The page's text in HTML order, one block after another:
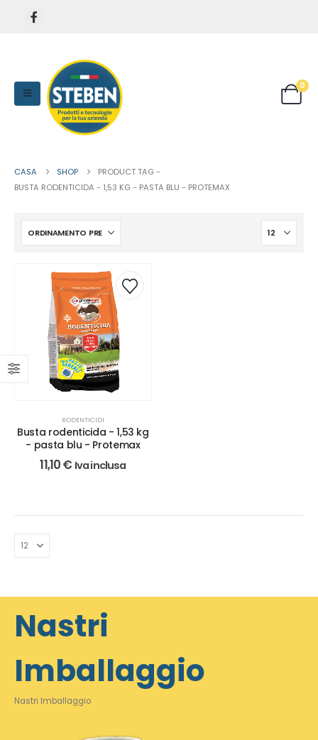
0
CASA SHOP
PRODUCT TAG -
BUSTA RODENTICIDA - 1,53 KG - PASTA BLU - PROTEMAX
RODENTICIDI
Busta rodenticida - 1,53 kg
- pasta blu - Protemax
11,10€ Iva inclusa
Nastri
Imballaggio
Nastri Imballaggio